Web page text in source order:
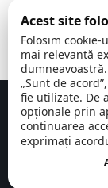
vineri
08:00 -
14:00
Concept
Acest site
Folosim
mai relevantă
„Sunt de
fie utilizate. De
opționale prin
continuarea
exprimați